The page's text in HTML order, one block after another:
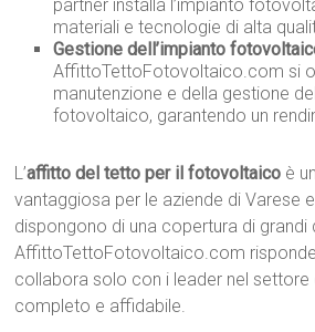
partner installa l’impianto
materiali e tecnologie di alta
Gestione dell’impianto
AffittoTettoFotovoltaico.com si
manutenzione e della gestione
fotovoltaico, garantendo un
L’affitto del tetto per il fotovoltaico è
vantaggiosa per le aziende di Varese
dispongono di una copertura di grandi
AffittoTettoFotovoltaico.com
collabora solo con i leader nel settore
completo e affidabile.